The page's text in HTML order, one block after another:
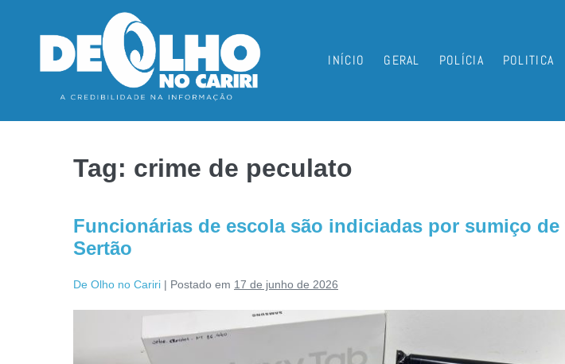
INÍCIO GERAL POLÍCIA POLITICA
Tag: crime de peculato
Funcionárias de escola são indiciadas por sumiço
Sertão
De Olho no Cariri | Postado em 17 de junho de 2026